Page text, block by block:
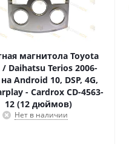
магнитола Toyota
/ Daihatsu Terios 2006-
Android 10, DSP, 4G,
- Cardrox CD-4563-
12 (12 дюймов)
Нет в наличии